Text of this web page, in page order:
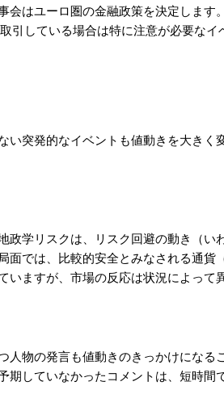
会はユーロ圏の金融政策を決定します
引している場合は特に注意が必要なイ
い突発的なイベントも値動きを大きく
学リスクは、リスク回避の動き（い
面では、比較的安全とみなされる通貨
ますが、市場の反応は状況によって
物の発言も値動きのきっかけになる
期していなかったコメントは、短時間